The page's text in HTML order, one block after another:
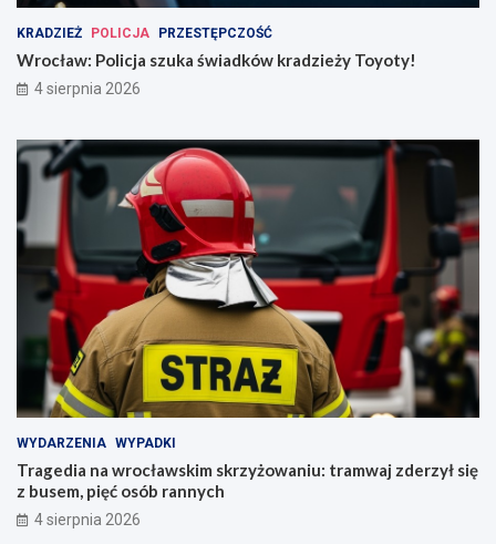
KRADZIEŻ POLICJA PRZESTĘPCZOŚĆ
Wrocław: Policja szuka świadków kradzieży Toyoty!
4 sierpnia 2026
WYDARZENIA WYPADKI
Tragedia na wrocławskim skrzyżowaniu: tramwaj zderzył się
z busem, pięć osób rannych
4 sierpnia 2026